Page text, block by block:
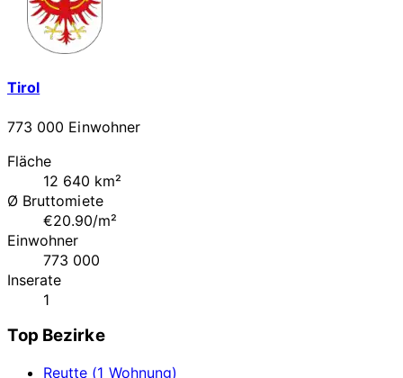
Tirol
773 000 Einwohner
Fläche
12 640 km²
Ø Bruttomiete
€20.90/m²
Einwohner
773 000
Inserate
1
Top Bezirke
Reutte (1 Wohnung)